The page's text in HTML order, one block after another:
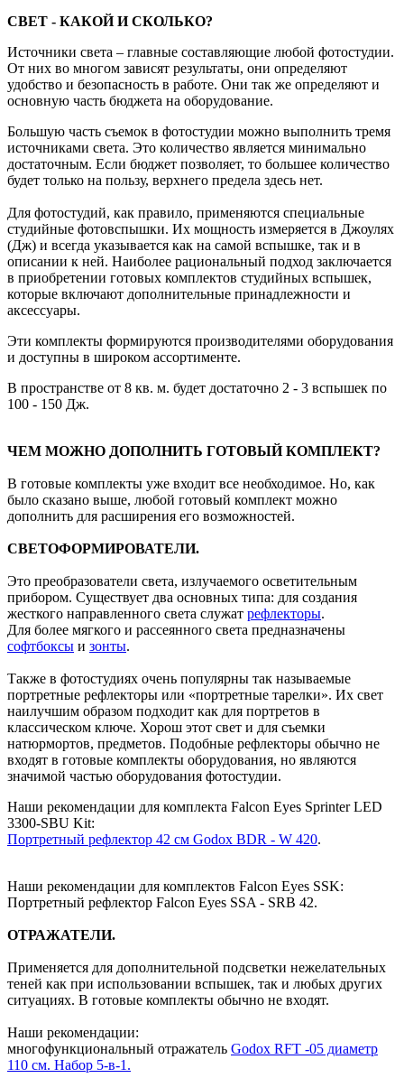
СВЕТ - КАКОЙ И СКОЛЬКО?
Источники света – главные составляющие любой фотостудии.
От них во многом зависят результаты, они определяют
удобство и безопасность в работе. Они так же определяют и
основную часть бюджета на оборудование.
Большую часть съемок в фотостудии можно выполнить тремя
источниками света. Это количество является минимально
достаточным. Если бюджет позволяет, то большее количество
будет только на пользу, верхнего предела здесь нет.
Для фотостудий, как правило, применяются специальные
студийные фотовспышки. Их мощность измеряется в Джоулях
(Дж) и всегда указывается как на самой вспышке, так и в
описании к ней. Наиболее рациональный подход заключается
в приобретении готовых комплектов студийных вспышек,
которые включают дополнительные принадлежности и
аксессуары.
Эти комплекты формируются производителями оборудования
и доступны в широком ассортименте.
В пространстве от 8 кв. м. будет достаточно 2 - 3 вспышек по
100 - 150 Дж.
ЧЕМ МОЖНО ДОПОЛНИТЬ ГОТОВЫЙ КОМПЛЕКТ?
В готовые комплекты уже входит все необходимое. Но, как
было сказано выше, любой готовый комплект можно
дополнить для расширения его возможностей.
СВЕТОФОРМИРОВАТЕЛИ.
Это преобразователи света, излучаемого осветительным
прибором. Существует два основных типа: для создания
жесткого направленного света служат рефлекторы.
Для более мягкого и рассеянного света предназначены
софтбоксы и зонты.
Также в фотостудиях очень популярны так называемые
портретные рефлекторы или «портретные тарелки». Их свет
наилучшим образом подходит как для портретов в
классическом ключе. Хорош этот свет и для съемки
натюрмортов, предметов. Подобные рефлекторы обычно не
входят в готовые комплекты оборудования, но являются
значимой частью оборудования фотостудии.
Наши рекомендации для комплекта Falcon Eyes Sprinter LED
3300-SBU Kit:
Портретный рефлектор 42 см Godox BDR - W 420.
Наши рекомендации для комплектов Falcon Eyes SSK:
Портретный рефлектор Falcon Eyes SSA - SRB 42.
ОТРАЖАТЕЛИ.
Применяется для дополнительной подсветки нежелательных
теней как при использовании вспышек, так и любых других
ситуациях. В готовые комплекты обычно не входят.
Наши рекомендации:
многофункциональный отражатель Godox RFT -05 диаметр
110 см. Набор 5-в-1.